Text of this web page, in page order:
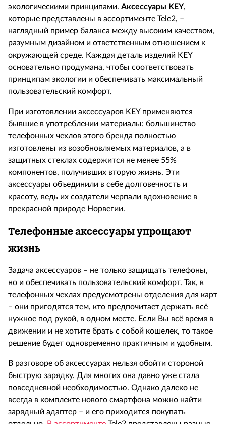
экологическими принципами. Аксессуары KEY,
которые представлены в ассортименте Tele2, –
наглядный пример баланса между высоким качеством,
разумным дизайном и ответственным отношением к
окружающей среде. Каждая деталь изделий KEY
основательно продумана, чтобы соответствовать
принципам экологии и обеспечивать максимальный
пользовательский комфорт.
При изготовлении аксессуаров KEY применяются
бывшие в употреблении материалы: большинство
телефонных чехлов этого бренда полностью
изготовлены из возобновляемых материалов, а в
защитных стеклах содержится не менее 55%
компонентов, получивших вторую жизнь. Эти
аксессуары объединили в себе долговечность и
красоту, ведь их создатели черпали вдохновение в
прекрасной природе Норвегии.
Телефонные аксессуары упрощают
жизнь
Задача аксессуаров – не только защищать телефоны,
но и обеспечивать пользовательский комфорт. Так, в
телефонных чехлах предусмотрены отделения для карт
– они пригодятся тем, кто предпочитает держать всё
нужное под рукой, в одном месте. Если Вы всё время в
движении и не хотите брать с собой кошелек, то такое
решение будет одновременно практичным и удобным.
В разговоре об аксессуарах нельзя обойти стороной
быструю зарядку. Для многих она давно уже стала
повседневной необходимостью. Однако далеко не
всегда в комплекте нового смартфона можно найти
зарядный адаптер – и его приходится покупать